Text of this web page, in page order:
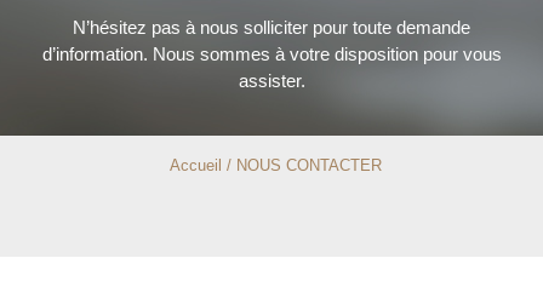
N’hésitez pas à nous solliciter pour toute demande
d’information. Nous sommes à votre disposition pour vous
assister.
Accueil / NOUS CONTACTER